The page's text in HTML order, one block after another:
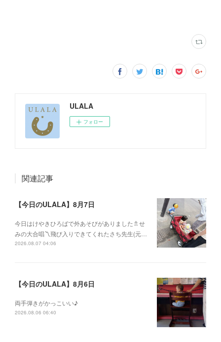
ULALA
フォロー
関連記事
【今日のULALA】8月7日
今日はけやきひろばで外あそびがありました🚿せ
みの大合唱〽飛び入りできてくれたさち先生(元…
2026.08.07 04:06
【今日のULALA】8月6日
両手弾きがかっこいい♪
2026.08.06 06:40